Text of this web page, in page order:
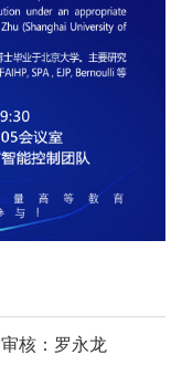
审核：罗永龙